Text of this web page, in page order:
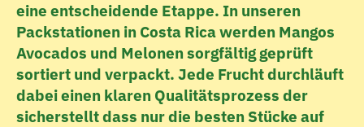
eine entscheidende Etappe. In unseren
Packstationen in Costa Rica werden Mangos
Avocados und Melonen sorgfältig geprüft
sortiert und verpackt. Jede Frucht durchläuft
dabei einen klaren Qualitätsprozess der
sicherstellt dass nur die besten Stücke auf